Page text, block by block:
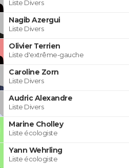
Liste Divers
Nagib Azergui
Liste Divers
Olivier Terrien
Liste d'extrême-gauche
Caroline Zorn
Liste Divers
Audric Alexandre
Liste Divers
Marine Cholley
Liste écologiste
Yann Wehrling
Liste écologiste